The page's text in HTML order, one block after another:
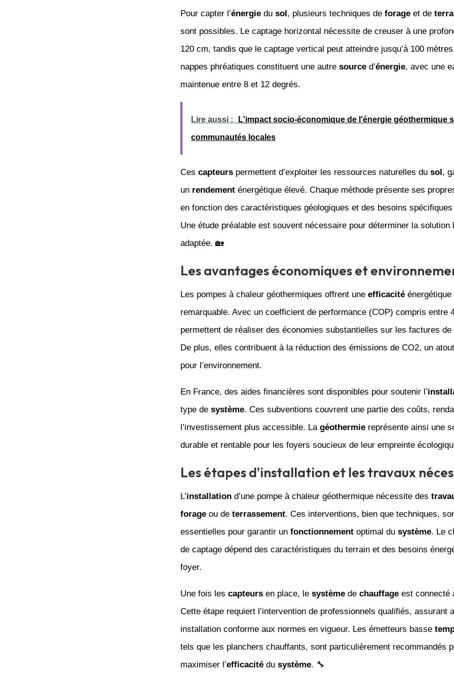
Pour capter l’énergiedu sol , plusieurs techniques de forageet de
sont possibles. Le captage horizontal nécessite de creuser à une
120 cm, tandis que le captage vertical peut atteindre jusqu’à 100
nappes phréatiques constituent une autre sourced’énergie, avec une
maintenue entre 8 et 12 degrés.
Lire aussi : L'impact socio-économique de l'énergie géothermique
communautés locales
Ces capteurspermettent d’exploiter les ressources naturelles du sol ,
un rendementénergétique élevé. Chaque méthode présente ses
en fonction des caractéristiques géologiques et des besoins
Une étude préalable est souvent nécessaire pour déterminer la solution
adaptée. 🏡
Les avantages économiques et
Les pompes à chaleur géothermiques offrent une efficacitéénergétique
remarquable. Avec un coefficient de performance (COP) compris entre
permettent de réaliser des économies substantielles sur les factures de
De plus, elles contribuent à la réduction des émissions de CO2, un
pour l’environnement.
En France, des aides financières sont disponibles pour soutenir l’
type de système. Ces subventions couvrent une partie des coûts,
l’investissement plus accessible. La géothermiereprésente ainsi une
durable et rentable pour les foyers soucieux de leur empreinte
Les étapes d’installation et les travaux
L’installationd’une pompe à chaleur géothermique nécessite des
forageou de terrassement. Ces interventions, bien que techniques,
essentielles pour garantir un fonctionnementoptimal du système. Le
de captage dépend des caractéristiques du terrain et des besoins
foyer.
Une fois les capteursen place, le systèmede chauffageest connecté
Cette étape requiert l’intervention de professionnels qualifiés, assurant
installation conforme aux normes en vigueur. Les émetteurs basse
tels que les planchers chauffants, sont particulièrement recommandés
maximiser l’efficacitédu système. 🔧